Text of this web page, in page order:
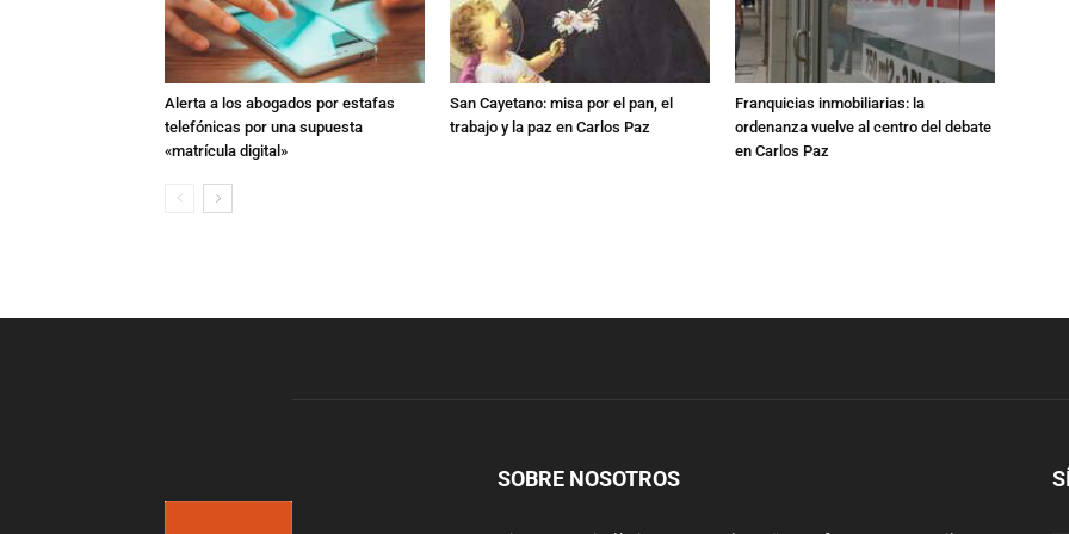
Alerta a los abogados por estafas
telefónicas por una supuesta
«matrícula digital»
San Cayetano: misa por el pan, el
trabajo y la paz en Carlos Paz
Franquicias inmobiliarias: la
ordenanza vuelve al centro del debate
en Carlos Paz
SOBRE NOSOTROS